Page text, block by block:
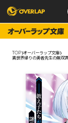
コミックガルド
コミッククリ
LiQulle
コミックエッ
ポケットモン
アニメ
ゲーム
企業
会社概要
採用情報
アクセス
オーバーラッ
TOP オーバーラップ文庫
異世界帰りの勇者先生の無双